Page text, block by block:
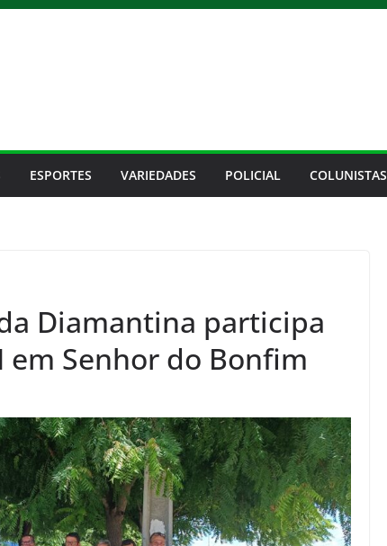
ESPORTES VARIEDADES POLICIAL COLUNISTAS
Diamantina participa
em Senhor do Bonfim